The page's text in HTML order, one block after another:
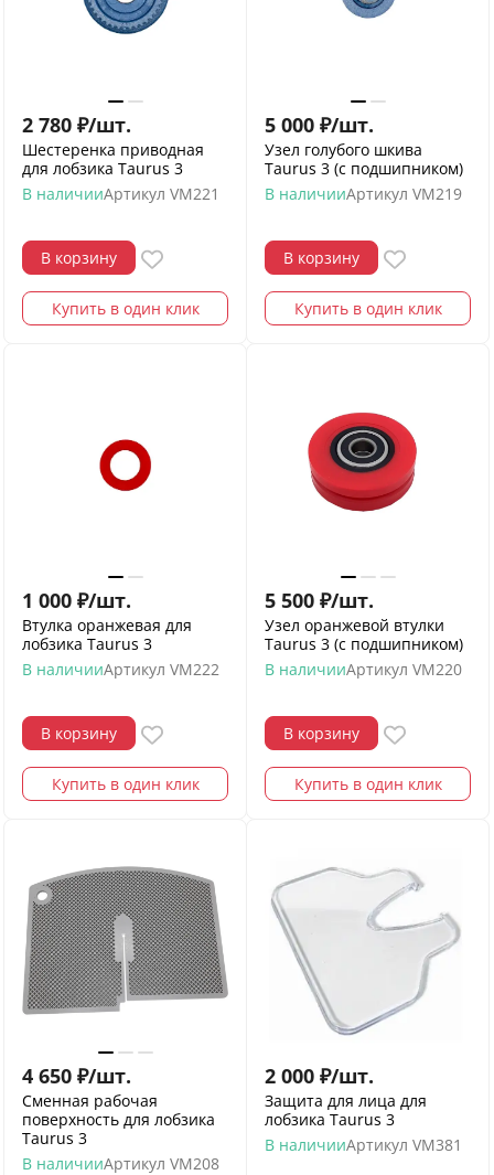
2 780 ₽/шт.
Шестеренка приводная
для лобзика Taurus 3
В наличииАртикул VM221
В корзину
Купить в один клик
5 000 ₽/шт.
Узел голубого шкива
Taurus 3 (с подшипником)
В наличииАртикул VM219
В корзину
Купить в один клик
1 000 ₽/шт.
Втулка оранжевая для
лобзика Taurus 3
В наличииАртикул VM222
В корзину
Купить в один клик
5 500 ₽/шт.
Узел оранжевой втулки
Taurus 3 (с подшипником)
В наличииАртикул VM220
В корзину
Купить в один клик
4 650 ₽/шт.
Сменная рабочая
поверхность для лобзика
Taurus 3
В наличииАртикул VM208
2 000 ₽/шт.
Защита для лица для
лобзика Taurus 3
В наличииАртикул VM381